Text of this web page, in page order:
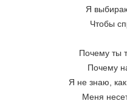
Я
Чтобы
Почему ты
Почему
Я не знаю,
Меня